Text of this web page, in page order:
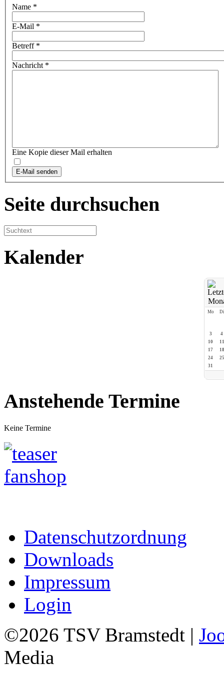
Name *
E-Mail *
Betreff*
Nachricht*
Eine Kopie dieser Mail erhalten
E-Mail senden
Seite durchsuchen
Kalender
Mo Di
3
4
10
11
17
18
24
25
31
Anstehende Termine
Keine Termine
Datenschutzordnung
Downloads
Impressum
Login
©2026 TSV Bramstedt |
Media